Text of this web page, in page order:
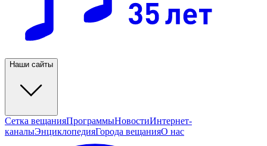
Наши сайты
Сетка вещанияПрограммыНовостиИнтернет-
каналыЭнциклопедияГорода вещанияО нас